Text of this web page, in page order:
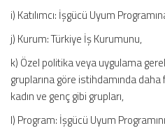
i) Katılımcı: İşgücü Uyum
j) Kurum: Türkiye İş Kurumunu,
k) Özel politika veya uygulama
gruplarına göre istihdamında
kadın ve genç gibi grupları,
l) Program: İşgücü Uyum